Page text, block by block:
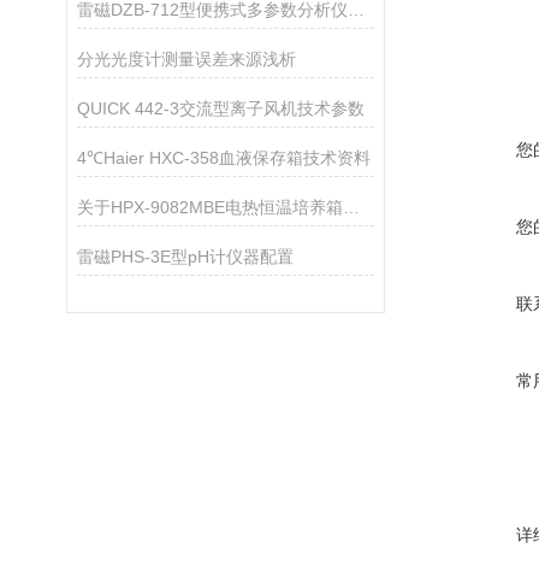
分光光度计测量误差来源浅析
QUICK 442-3交流型离子风机技术参数
4℃Haier HXC-358血液保存箱技术资料
雷磁PHS-3E型pH计仪器配置
您
您
联
常
详